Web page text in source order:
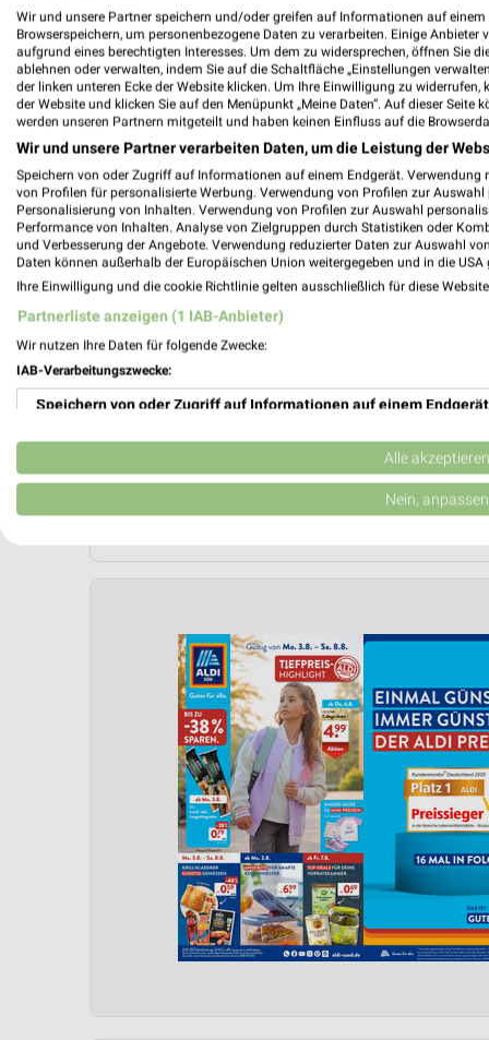
AB FREITAG ANGEBOTE AB DONNERSTAG ANGEBOTE AB MONTAG
Jetzt alle "Angebote ab Donnerstag" Themen
Wir und unsere Partner speichern und/oder greifen auf Informationen auf einem
Browserspeichern, um personenbezogene Daten zu verarbeiten. Einige
aufgrund eines berechtigten Interesses. Um dem zu widersprechen, öffnen Sie
ablehnen oder verwalten, indem Sie auf die Schaltfläche „Einstellungen
der linken unteren Ecke der Website klicken. Um Ihre Einwilligung zu
der Website und klicken Sie auf den Menüpunkt „Meine Daten“. Auf dieser
werden unseren Partnern mitgeteilt und haben keinen Einfluss auf die
Wir und unsere Partner verarbeiten Daten, um die Leistung der
Speichern von oder Zugriff auf Informationen auf einem Endgerät. Verwendung
von Profilen für personalisierte Werbung. Verwendung von Profilen zur
Personalisierung von Inhalten. Verwendung von Profilen zur Auswahl
Performance von Inhalten. Analyse von Zielgruppen durch Statistiken oder
und Verbesserung der Angebote. Verwendung reduzierter Daten zur Auswahl
Daten können außerhalb der Europäischen Union weitergegeben und in die USA
Ihre Einwilligung und die cookie Richtlinie gelten ausschließlich für diese
Partnerliste anzeigen (1 IAB-Anbieter)
Wir nutzen Ihre Daten für folgende Zwecke:
IAB-Verarbeitungszwecke:
Speichern von oder Zugriff auf Informationen auf einem Endgerät
Verwendung reduzierter Daten zur Auswahl von Werbeanzeigen
Erstellung von Profilen für personalisierte Werbung
Messung der Werbeleistung
Messung der Performance von Inhalten
Analyse von Zielgruppen durch Statistiken oder Kombinationen
Entwicklung und Verbesserung der Angebote
Verwendung reduzierter Daten zur Auswahl von Inhalten
Verwendung genauer Standortdaten
Alle akzeptieren
Nein, anpassen